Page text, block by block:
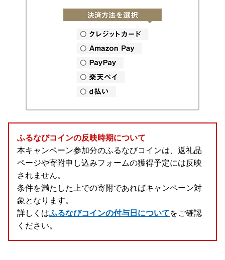
ふるなびコインの反映時期について
本キャンペーン参加分のふるなびコインは、返礼品
ページや寄附申し込みフォームの獲得予定には反映
されません。
条件を満たした上での寄附であればキャンペーン対
象となります。
詳しくはふるなびコインの付与日についてをご確認
ください。